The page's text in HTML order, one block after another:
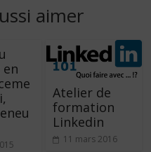
aimer
Atelier de
formation
Linkedin
11 mars 2016